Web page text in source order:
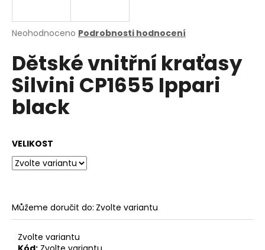
Průměrné
produktu
je
0,0
z
5
hvězdiček.
Neohodnoceno Podrobnosti hodnocení
Dětské vnitřní kraťasy
Silvini CP1655 Ippari
black
VELIKOST
Můžeme doručit do: Zvolte variantu
Zvolte variantu
j
t
?
o
p